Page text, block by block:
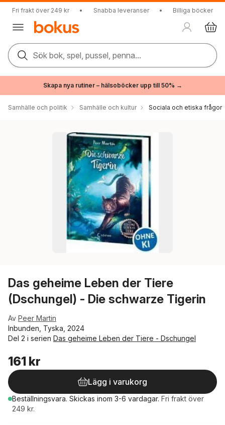
Fri frakt över 249 kr • Snabba leveranser • Billiga böcker
Sök bok, spel, pussel, penna...
Skapa nya rutiner – hälsoböcker upp till 50% →
Samhälle och politik Samhälle och kultur Sociala och etiska frågor
Das geheime Leben der Tiere
(Dschungel) - Die schwarze Tigerin
Av Peer Martin
Inbunden, Tyska, 2024
Del 2 i serien Das geheime Leben der Tiere - Dschungel
161 kr
Lägg i varukorg
Beställningsvara. Skickas inom 3-6 vardagar. Fri frakt över
249 kr.